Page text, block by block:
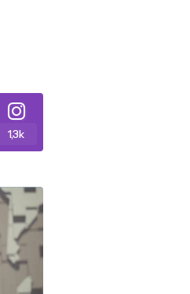
1,3k